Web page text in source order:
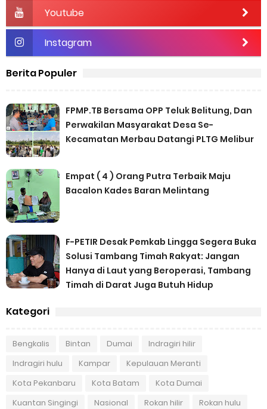
Youtube
Instagram
Berita Populer
FPMP.TB Bersama OPP Teluk Belitung, Dan
Perwakilan Masyarakat Desa Se-
Kecamatan Merbau Datangi PLTG Melibur
Empat ( 4 ) Orang Putra Terbaik Maju
Bacalon Kades Baran Melintang
F-PETIR Desak Pemkab Lingga Segera Buka
Solusi Tambang Timah Rakyat: Jangan
Hanya di Laut yang Beroperasi, Tambang
Timah di Darat Juga Butuh Hidup
Kategori
Bengkalis Bintan Dumai
Indragiri hilir
Indragiri hulu
Kampar
Kepulauan Meranti
Kota Pekanbaru
Kota Batam
Kota Dumai
Kuantan Singingi
Nasional Rokan hilir
Rokan hulu